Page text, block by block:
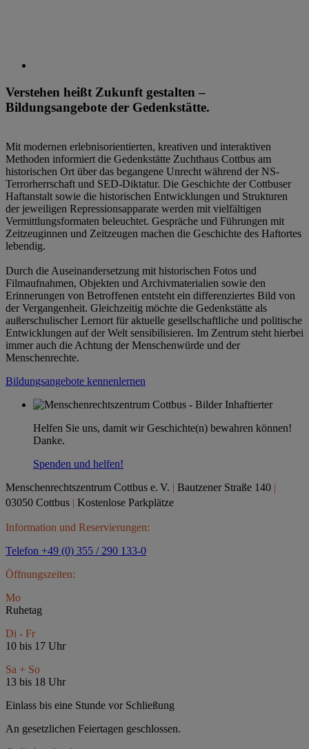
Verstehen heißt Zukunft gestalten –
Bildungsangebote der Gedenkstätte.
Mit modernen erlebnisorientierten, kreativen und interaktiven
Methoden informiert die Gedenkstätte Zuchthaus Cottbus am
historischen Ort über das begangene Unrecht während der NS-
Terrorherrschaft und SED-Diktatur. Die Geschichte der Cottbuser
Haftanstalt sowie die historischen Entwicklungen und Strukturen
der jeweiligen Repressionsapparate werden mit vielfältigen
Vermittlungsformaten beleuchtet. Gespräche und Führungen mit
Zeitzeuginnen und Zeitzeugen machen die Geschichte des Haftortes
lebendig.
Durch die Auseinandersetzung mit historischen Fotos und
Filmaufnahmen, Objekten und Archivmaterialien sowie den
Erinnerungen von Betroffenen entsteht ein differenziertes Bild von
der Vergangenheit. Gleichzeitig möchte die Gedenkstätte als
außerschulischer Lernort für aktuelle gesellschaftliche und politische
Entwicklungen auf der Welt sensibilisieren. Im Zentrum steht hierbei
immer auch die Achtung der Menschenwürde und der
Menschenrechte.
Bildungsangebote kennenlernen
Helfen Sie uns, damit wir Geschichte(n) bewahren können!
Danke.
Spenden und helfen!
Menschenrechtszentrum Cottbus e. V. | Bautzener Straße 140 |
03050 Cottbus | Kostenlose Parkplätze
Information und Reservierungen:
Telefon +49 (0) 355 / 290 133-0
Öffnungszeiten:
Mo
Ruhetag
Di - Fr
10 bis 17 Uhr
Sa + So
13 bis 18 Uhr
Einlass bis eine Stunde vor Schließung
An gesetzlichen Feiertagen geschlossen.